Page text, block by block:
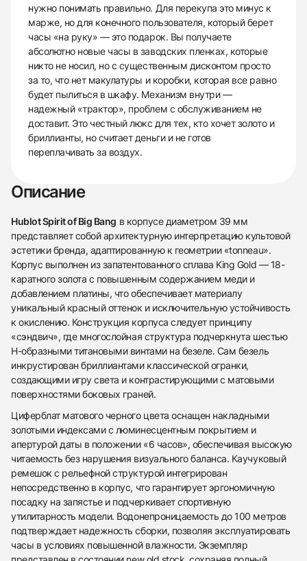
438
285
145
142
205
204
195
150
6
нужно понимать правильно. Для перекупа это минус к
марже, но для конечного пользователя, который берет
часы «на руку» — это подарок. Вы получаете
абсолютно новые часы в заводских пленках, которые
никто не носил, но с существенным дисконтом просто
за то, что нет макулатуры и коробки, которая все равно
будет пылиться в шкафу. Механизм внутри —
надежный «трактор», проблем с обслуживанием не
доставит. Это честный люкс для тех, кто хочет золото и
бриллианты, но считает деньги и не готов
переплачивать за воздух.
Описание
Hublot Spirit of Big Bang в корпусе диаметром 39 мм
представляет собой архитектурную интерпретацию культовой
эстетики бренда, адаптированную к геометрии «tonneau».
Корпус выполнен из запатентованного сплава King Gold — 18-
каратного золота с повышенным содержанием меди и
добавлением платины, что обеспечивает материалу
уникальный красный оттенок и исключительную устойчивость
к окислению. Конструкция корпуса следует принципу
«сэндвич», где многослойная структура подчеркнута шестью
H-образными титановыми винтами на безеле. Сам безель
инкрустирован бриллиантами классической огранки,
создающими игру света и контрастирующими с матовыми
поверхностями боковых граней.
Циферблат матового черного цвета оснащен накладными
золотыми индексами с люминесцентным покрытием и
апертурой даты в положении «6 часов», обеспечивая высокую
читаемость без нарушения визуального баланса. Каучуковый
ремешок с рельефной структурой интегрирован
непосредственно в корпус, что гарантирует эргономичную
посадку на запястье и подчеркивает спортивную
утилитарность модели. Водонепроницаемость до 100 метров
подтверждает надежность сборки, позволяя эксплуатировать
часы в условиях повышенной влажности. Экземпляр